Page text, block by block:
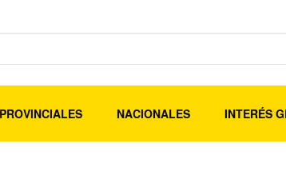
PROVINCIALES NACIONALES INTERÉS